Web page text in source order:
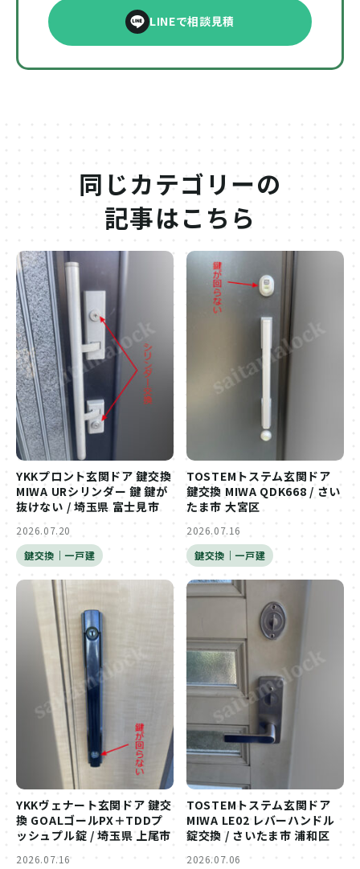
LINEで相談見積
同じカテゴリーの
記事はこちら
YKKプロント玄関ドア 鍵交換
MIWA URシリンダー 鍵 鍵が
抜けない / 埼玉県 富士見市
2026.07.20
鍵交換｜一戸建
TOSTEMトステム玄関ドア
鍵交換 MIWA QDK668 / さい
たま市 大宮区
2026.07.16
鍵交換｜一戸建
YKKヴェナート玄関ドア 鍵交
換 GOALゴールPX＋TDDプ
ッシュプル錠 / 埼玉県 上尾市
2026.07.16
TOSTEMトステム玄関ドア
MIWA LE02 レバーハンドル
錠交換 / さいたま市 浦和区
2026.07.06